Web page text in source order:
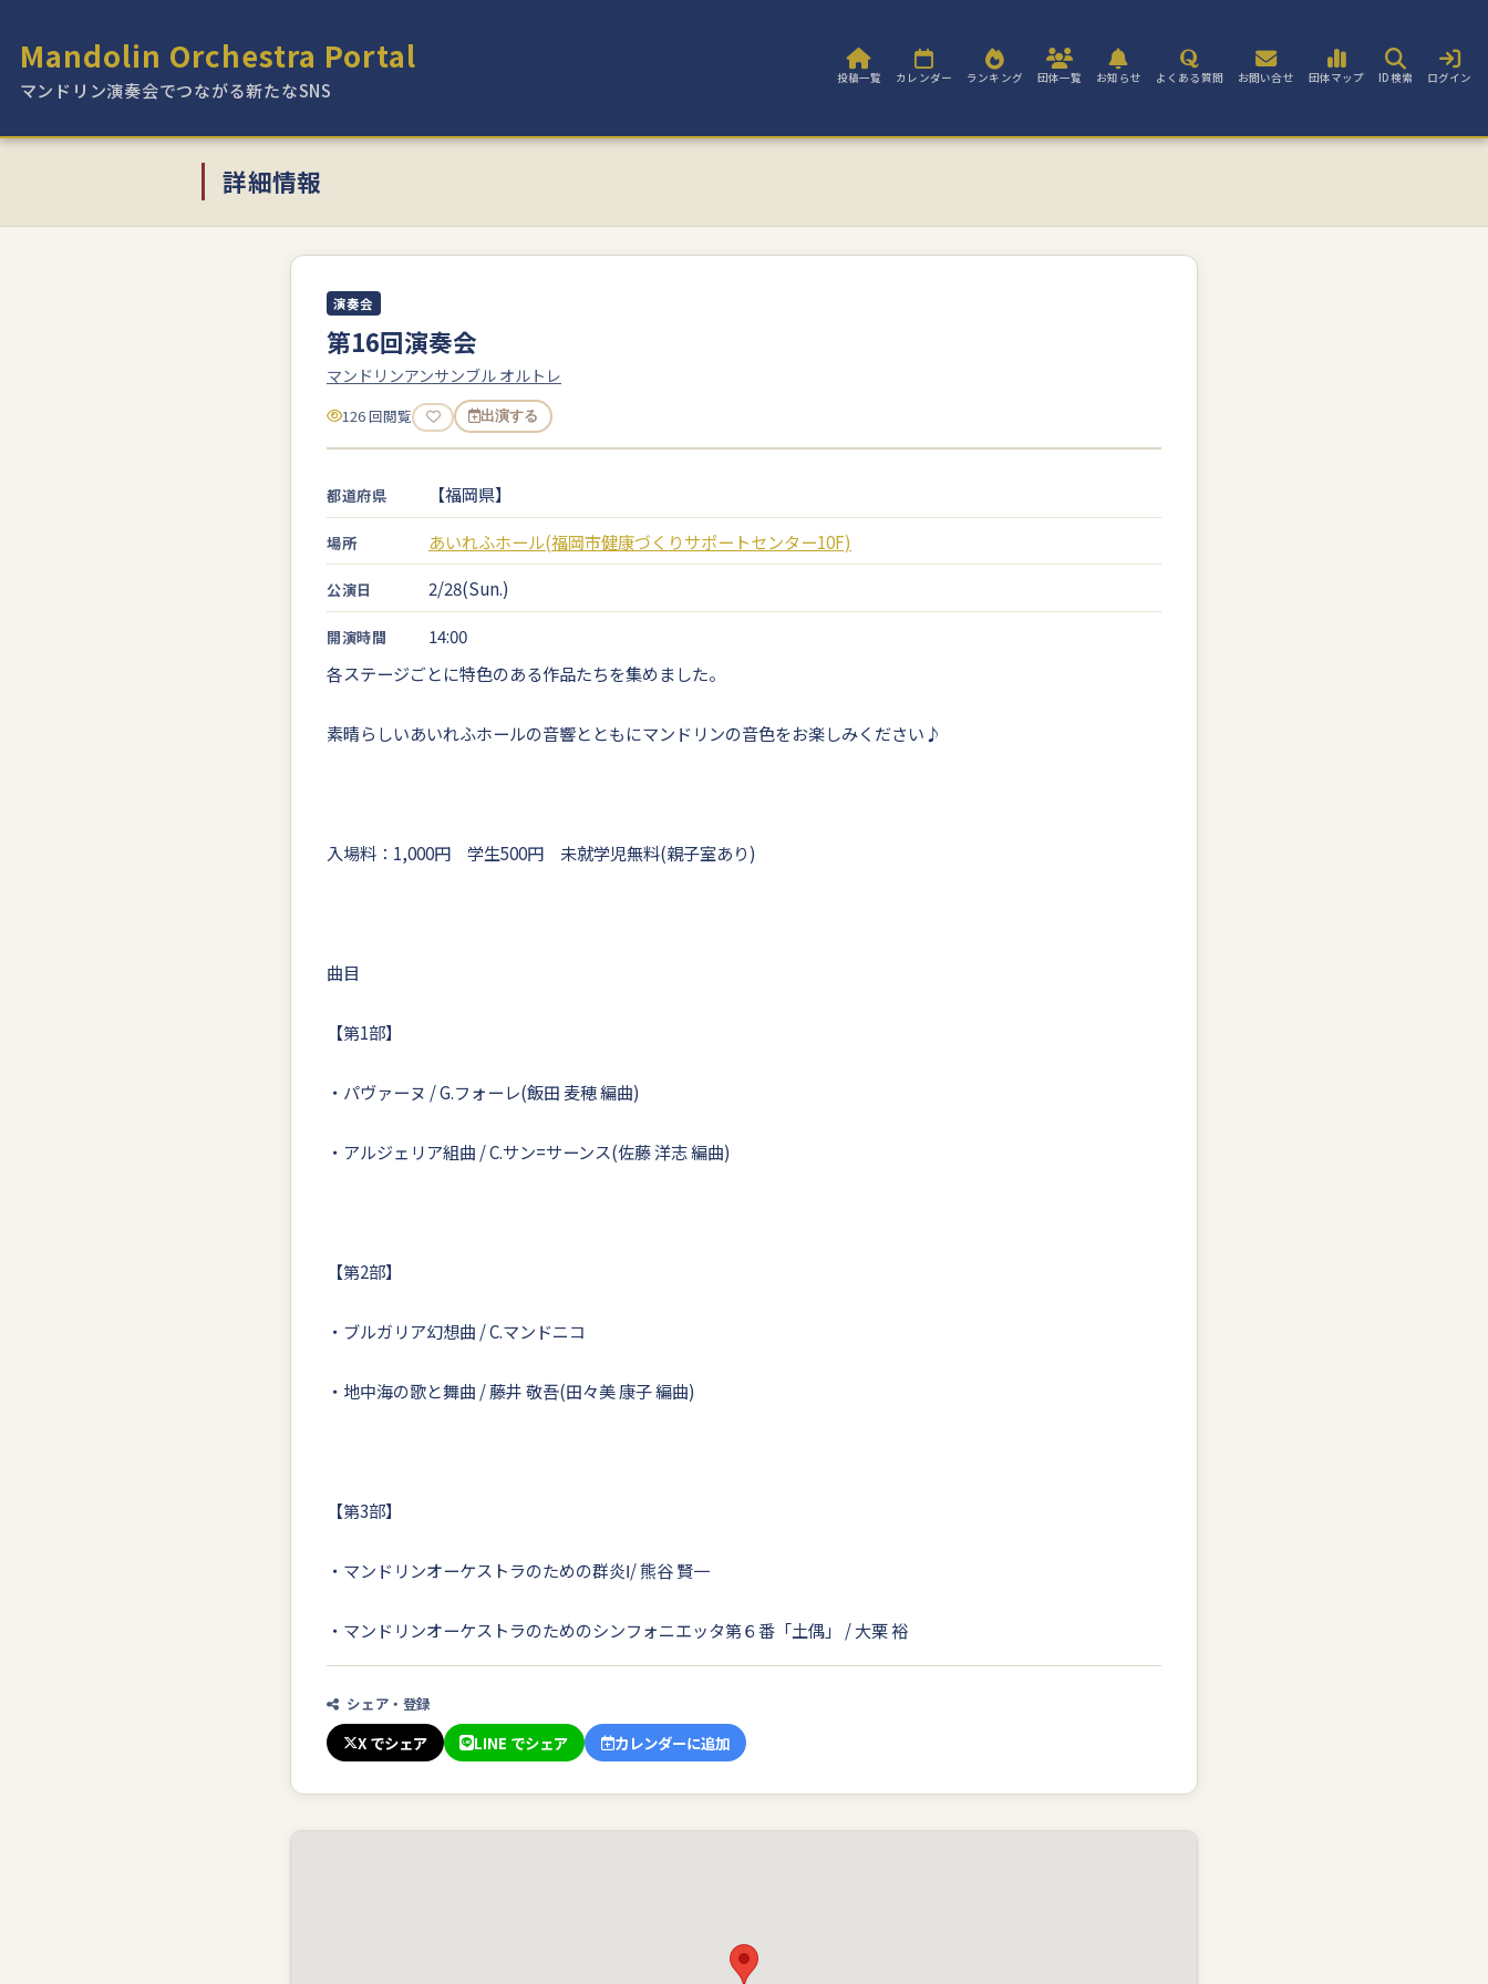
Mandolin Orchestra Portal
マンドリン演奏会でつながる新たなSNS
投稿一覧 カレンダー ランキング 団体一覧 お知らせ よくある質問 お問い合せ 団体マップ ID検索 ログイン
詳細情報
演奏会
第16回演奏会
マンドリンアンサンブル オルトレ
126 回閲覧 出演する
都道府県 【福岡県】
場所 あいれふホール(福岡市健康づくりサポートセンター10F)
公演日 2/28(Sun.)
開演時間
14:00
各ステージごとに特色のある作品たちを集めました。
素晴らしいあいれふホールの音響とともにマンドリンの音色をお楽しみください♪
入場料：1,000円 学生500円 未就学児無料(親子室あり)
曲目
【第1部】
・パヴァーヌ / G.フォーレ(飯田 麦穂 編曲)
・アルジェリア組曲 / C.サン=サーンス(佐藤 洋志 編曲)
【第2部】
・ブルガリア幻想曲 / C.マンドニコ
・地中海の歌と舞曲 / 藤井 敬吾(田々美 康子 編曲)
【第3部】
・マンドリンオーケストラのための群炎Ⅰ/ 熊谷 賢一
・マンドリンオーケストラのためのシンフォニエッタ第６番「土偶」 / 大栗 裕
シェア・登録
X でシェア LINE でシェア カレンダーに追加